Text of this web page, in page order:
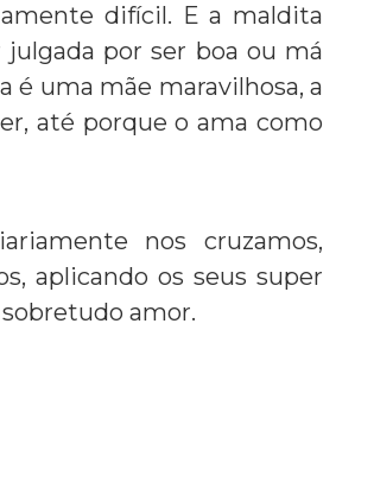
difícil. E a maldita
julgada por ser boa ou má
é uma mãe maravilhosa, a
até porque o ama como
nos cruzamos,
aplicando os seus super
amor.